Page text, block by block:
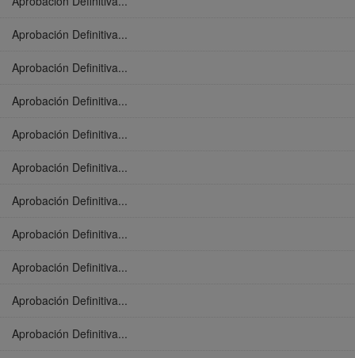
Aprobación Definitiva...
Aprobación Definitiva...
Aprobación Definitiva...
Aprobación Definitiva...
Aprobación Definitiva...
Aprobación Definitiva...
Aprobación Definitiva...
Aprobación Definitiva...
Aprobación Definitiva...
Aprobación Definitiva...